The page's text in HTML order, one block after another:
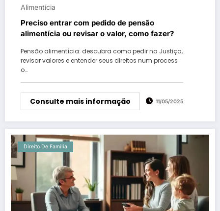
Alimentícia
Preciso entrar com pedido de pensão
alimentícia ou revisar o valor, como fazer?
Pensão alimentícia: descubra como pedir na Justiça,
revisar valores e entender seus direitos num process
o…
Consulte mais informação 11/05/2025
Direito De Familia